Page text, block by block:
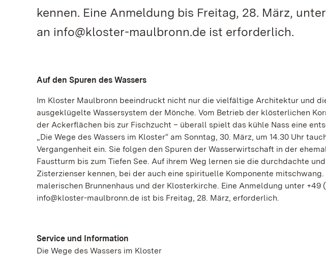
kennen. Eine Anmeldung bis Freitag, 28. März,
an info@kloster-maulbronn.de ist erforderlich.
Auf den Spuren des Wassers
Im Kloster Maulbronn beeindruckt nicht nur die vielfältige Architektur und
ausgeklügelte Wassersystem der Mönche. Vom Betrieb der klösterlichen
der Ackerflächen bis zur Fischzucht – überall spielt das kühle Nass eine
„Die Wege des Wassers im Kloster“ am Sonntag, 30. März, um 14.30 Uhr
Vergangenheit ein. Sie folgen den Spuren der Wasserwirtschaft in der
Faustturm bis zum Tiefen See. Auf ihrem Weg lernen sie die durchdachte
Zisterzienser kennen, bei der auch eine spirituelle Komponente
malerischen Brunnenhaus und der Klosterkirche. Eine Anmeldung unter +49
info@kloster-maulbronn.de ist bis Freitag, 28. März, erforderlich.
Service und Information
Die Wege des Wassers im Kloster